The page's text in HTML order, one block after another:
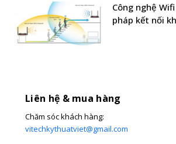
Công nghệ
pháp kết nối
Liên hệ & mua hàng
Chăm sóc khách hàng:
vitechkythuatviet@gmail.com